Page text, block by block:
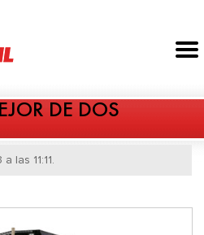
DE DOS
las 11:11.